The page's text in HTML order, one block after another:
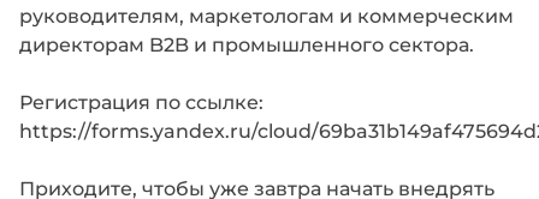
руководителям, маркетологам и коммерческим
директорам B2B и промышленного сектора.
Регистрация по ссылке:
https://forms.yandex.ru/cloud/
Приходите, чтобы уже завтра начать внедрять